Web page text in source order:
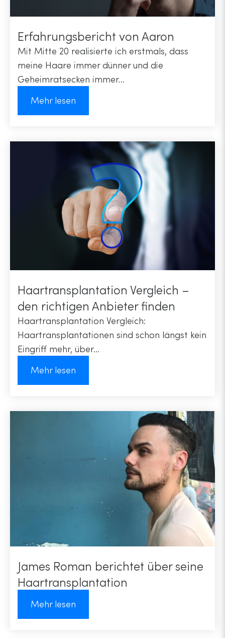
Erfahrungsbericht von Aaron
Mit Mitte 20 realisierte ich erstmals, dass
meine Haare immer dünner und die
Geheimratsecken immer...
Mehr lesen
Haartransplantation Vergleich –
den richtigen Anbieter finden
Haartransplantation Vergleich:
Haartransplantationen sind schon längst kein
Eingriff mehr, über...
Mehr lesen
James Roman berichtet über seine
Haartransplantation
Mehr lesen